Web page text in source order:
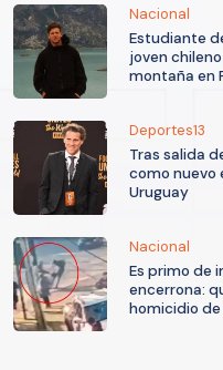
Nacional
Estudiante
joven
montaña en
Deportes13
Tras salida
como nuevo
Uruguay
Nacional
Es primo de
encerrona:
homicidio